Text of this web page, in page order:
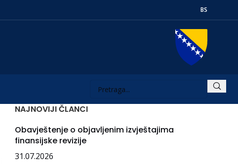
BS
NAJNOVIJI ČLANCI
Obavještenje o objavljenim izvještajima
finansijske revizije
31.07.2026